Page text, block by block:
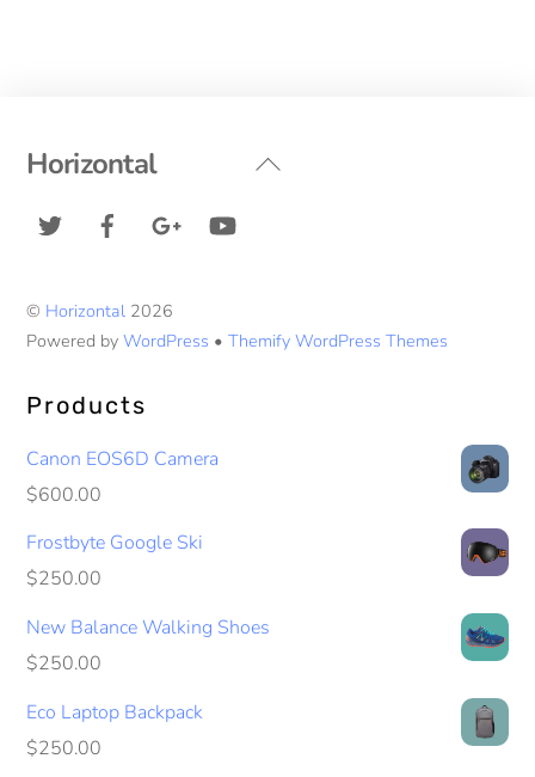
Back
Horizontal
Twitter FacebookGoogle+
© Horizontal 2026
Powered byWordPress •Themify WordPress Themes
Products
Canon EOS6D Camera
$600.00
Frostbyte Google Ski
$250.00
New Balance Walking Shoes
$250.00
Eco Laptop Backpack
$250.00